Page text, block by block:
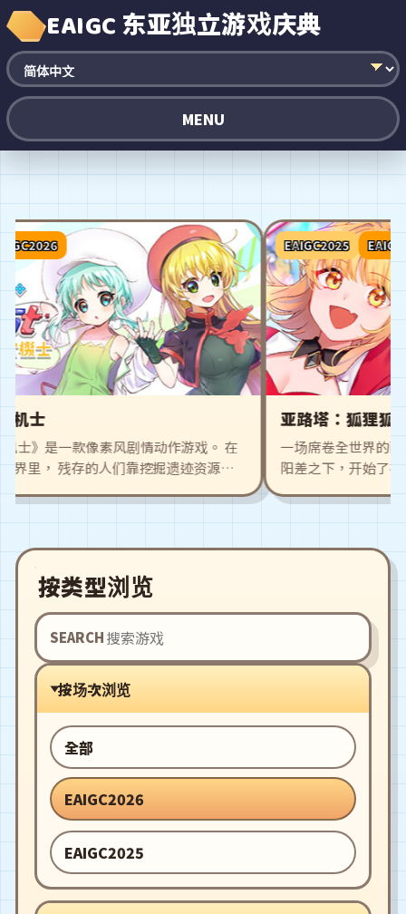
EAIGC 东亚独立游戏庆典
MENU
一款像素风剧情动作游戏。 在
残存的人们靠挖掘遗迹资源生
界中航行，专门探索充满危险的
斗中意外发现一名失忆的女孩
消逝的遗迹文明，她的出现与
有着某种连结。 这也引起了
的战斗。 机士协会的伙伴们，
。 游戏有着丰富的关卡与刺
有伙伴一起战斗！
EAIGC2025 EAIGC2026
亚路塔：狐狸狐途的
一场席卷全世界的面包革命
阳差之下，开始了在荒废
出外冒险搜集食材、研发
伙伴们，建造更丰富的设
按类型浏览
SEARCH
按场次浏览
全部
EAIGC2026
EAIGC2025